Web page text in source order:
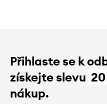
Přihlaste se k
získejte slevu
nákup.